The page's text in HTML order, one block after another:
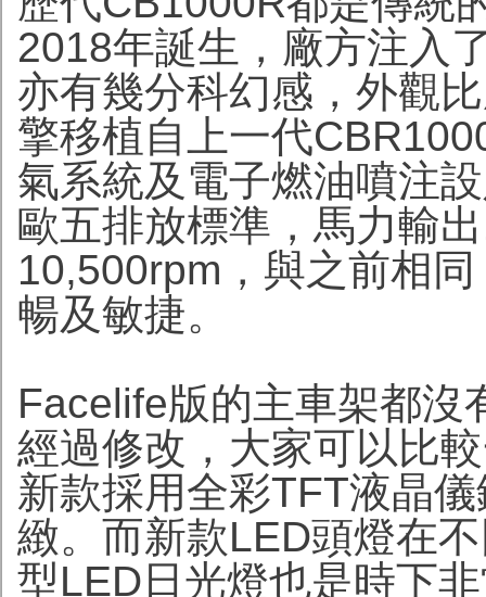
2018年誕生，廠方注入
亦有幾分科幻感，外觀
擎移植自上一代
氣系統及電子燃油噴注
歐五排放標準，馬力輸
10,500rpm，與之前相
暢及敏捷。
Facelife版的主車架都沒
經過修改，大家可以比
新款採用全彩TFT液晶
緻。而新款LED頭燈在
型LED日光燈也是時下